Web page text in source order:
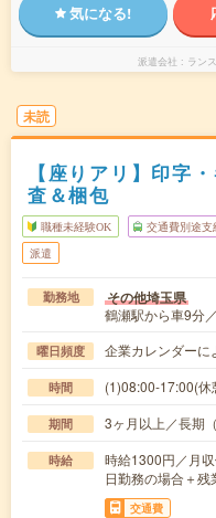
気になる!
派遣会社 ラン
未読
【座りアリ】印字
査＆梱包
職種未経験OK 交通費別途支
派遣
勤務地 その他埼玉県
鶴瀬駅から車9分
曜日頻度 企業カレンダーに
時間 (1)08:00-17:00(休
期間 3ヶ月以上／長期
時給
時給1300円／月
日勤務の場合＋
交通費